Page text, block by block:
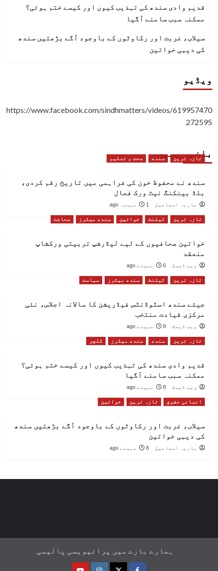
قدیم وادی سندھ کی تہذیب کیوں اور کیسے ختم ہوئی؟
ممکنہ سبب سامنے آگیا
سیلاب، غربت اور رکاوٹوں کے باوجود آگے بڑھتیں سندھ
کی دیہی خواتین
ویڈیو
https://www.facebook.com/sindhmatters/videos/619957470
272595
باخبر رہیں
تازہ ترین سندھ صحت و تعلیم
سندھ نے محفوظ خون کی فراہمی میں تاریخ رقم کردی،
بلڈ بینکنگ نیٹ ورک فعال
ماریہ اسماعیل 1 مہینہ ago
تازہ ترین ٹیلنٹ خواتین سندھ میٹرز صحافت
خواتین صحافیوں کے لیے لیڈرشپ تربیتی ورکشاپ
منعقد
ویب ڈیسک 6 مہینے ago
تازہ ترین ٹیلنٹ سندھ میٹرز سیاست
جیئے سندھ اسٹوڈنٹس فیڈریشن کا سالانہ اجلاس، نئی
مرکزی قیادت منتخب
ویب ڈیسک 8 مہینے ago
تازہ ترین سندھ سندھ میٹرز کلچر
قدیم وادی سندھ کی تہذیب کیوں اور کیسے ختم ہوئی؟
ممکنہ سبب سامنے آگیا
ویب ڈیسک 8 مہینے ago
انسانی حقوق تازہ ترین خواتین
سیلاب، غربت اور رکاوٹوں کے باوجود آگے بڑھتیں سندھ
کی دیہی خواتین
ماریہ اسماعیل 8 مہینے ago
ہمارے بارے میں پرائیویسی پالیسی